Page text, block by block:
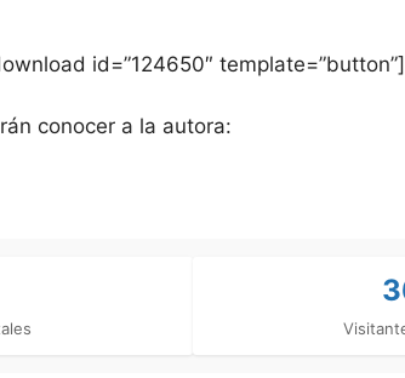
id=”124650″ template=”button”]
conocer a la autora: